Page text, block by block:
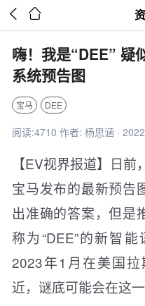
 
嗨！我是“DEE” 疑
系统预告图
宝马 DEE
阅读:4710 作者: 杨思涵 ·
【EV视界报道】日
宝马发布的最新预告
出准确的答案，但是
称为“DEE”的新智
2023年1月在美国
近，谜底可能会在这